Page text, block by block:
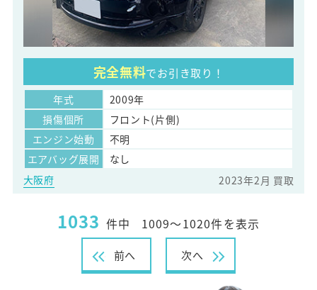
完全無料でお引き取り！
年式
2009年
損傷個所
フロント(片側)
エンジン始動
不明
エアバッグ展開
なし
大阪府
2023年2月 買取
1033 件中 1009～1020件を表示
前へ 次へ